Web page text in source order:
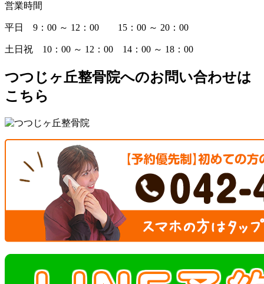
営業時間
平日 9：00 ～ 12：00 15：00 ～ 20：00
土日祝 10：00 ～ 12：00 14：00 ～ 18：00
つつじヶ丘整骨院へのお問い合わせは
こちら